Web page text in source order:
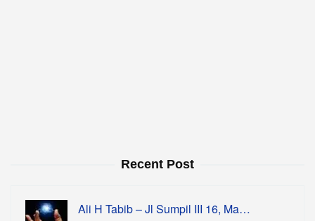
Recent Post
Ali H Tabib – Jl Sumpil III 16, Ma…